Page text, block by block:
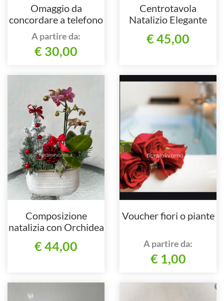
Omaggio da
concordare a telefono
al nostro numero
A partire da:
€ 30,00
Centrotavola
Natalizio Elegante
€ 45,00
Composizione
natalizia con Orchidea
€ 44,00
Voucher fiori o piante
A partire da:
€ 1,00